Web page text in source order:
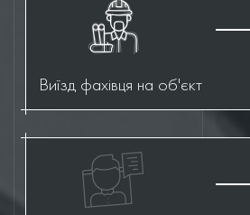
Виїзд фахівця на об'єкт